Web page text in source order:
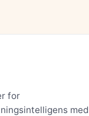
for
med